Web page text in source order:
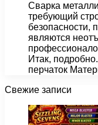
Сварка
требующий
безопасности,
являются
Итак,
перчаток
Свежие записи